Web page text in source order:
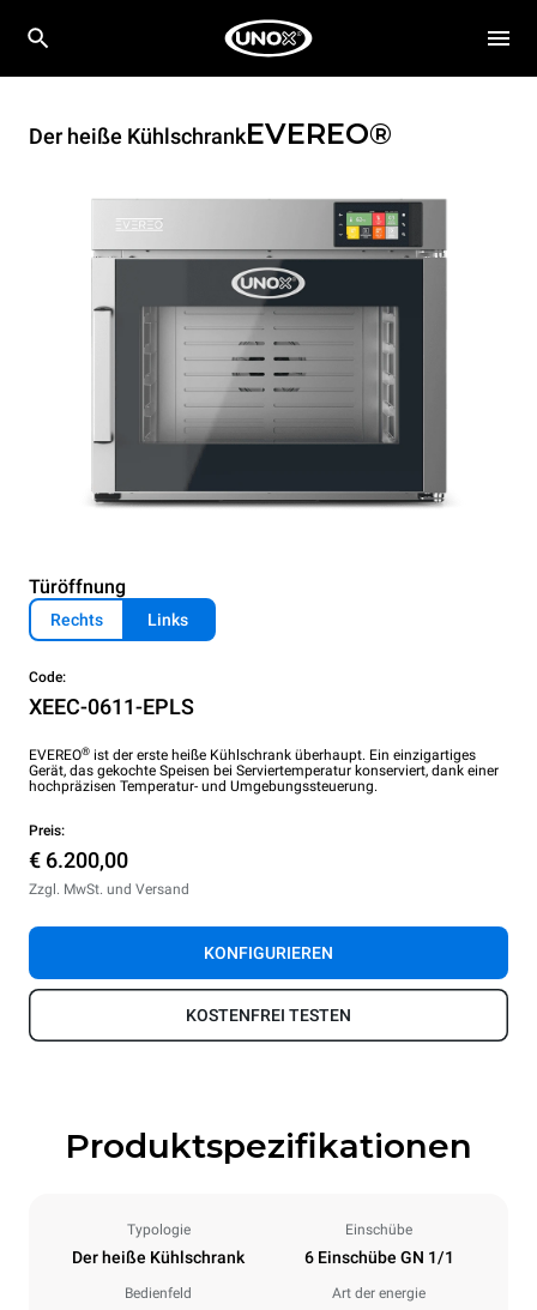
Der heiße KühlschrankEVEREO®
Türöffnung
Rechts Links
Code:
XEEC-0611-EPLS
EVEREO® ist der erste heiße Kühlschrank überhaupt. Ein einzigartiges
Gerät, das gekochte Speisen bei Serviertemperatur konserviert, dank einer
hochpräzisen Temperatur- und Umgebungssteuerung.
Preis:
€ 6.200,00
Zzgl. MwSt. und Versand
KONFIGURIEREN
KOSTENFREI TESTEN
Produktspezifikationen
Typologie
Der heiße Kühlschrank
Einschübe
6 Einschübe GN 1/1
Bedienfeld Art der energie